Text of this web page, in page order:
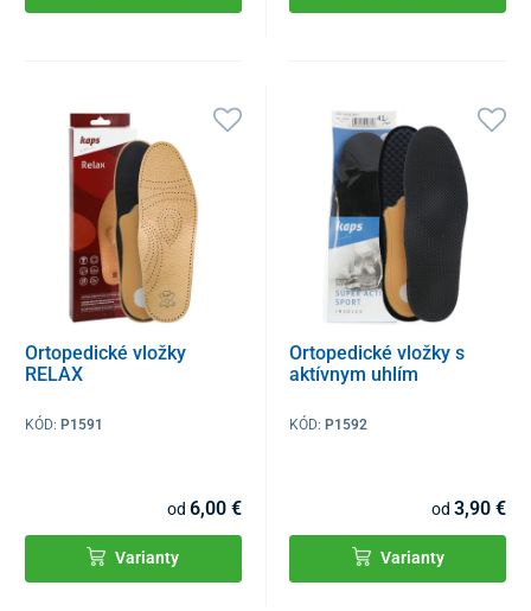
Ortopedické vložky
RELAX
KÓD: P1591
od 6,00 €
Varianty
Ortopedické vložky s
aktívnym uhlím
KÓD:P1592
od 3,90 €
Varianty